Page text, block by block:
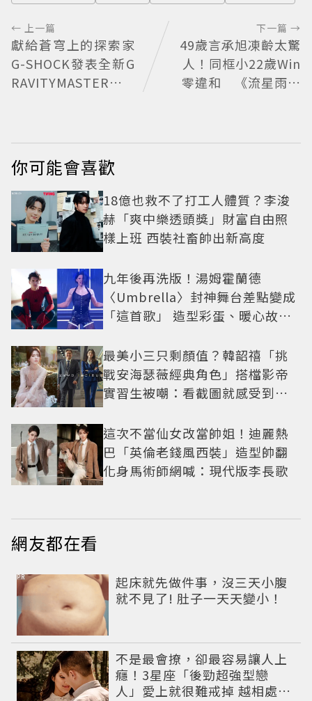
← 上一篇
獻給蒼穹上的探索家
G-SHOCK發表全新G
RAVITYMASTER飛
下一篇 →
49歲言承旭凍齡太驚
人！同框小22歲Win
零違和 《流星雨》
你可能會喜歡
18億也救不了打工人體質？李浚
赫「爽中樂透頭獎」財富自由照
樣上班 西裝社畜帥出新高度
九年後再洗版！湯姆霍蘭德
〈Umbrella〉封神舞台差點變成
「這首歌」 造型彩蛋、暖心故事
最美小三只剩顏值？韓韶禧「挑
戰安海瑟薇經典角色」搭檔影帝
實習生被嘲：看截圖就感受到演
這次不當仙女改當帥姐！迪麗熱
巴「英倫老錢風西裝」造型帥翻
化身馬術師網喊：現代版李長歌
網友都在看
起床就先做件事，沒三天小腹
就不見了! 肚子一天天變小！
PR
不是最會撩，卻最容易讓人上
癮！3星座「後勁超強型戀
人」愛上就很難戒掉 越相處越